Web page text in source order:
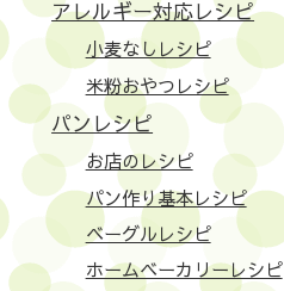
アレルギー対応レシピ
小麦なしレシピ
米粉おやつレシピ
パンレシピ
お店のレシピ
パン作り基本レシピ
ベーグルレシピ
ホームベーカリーレシピ